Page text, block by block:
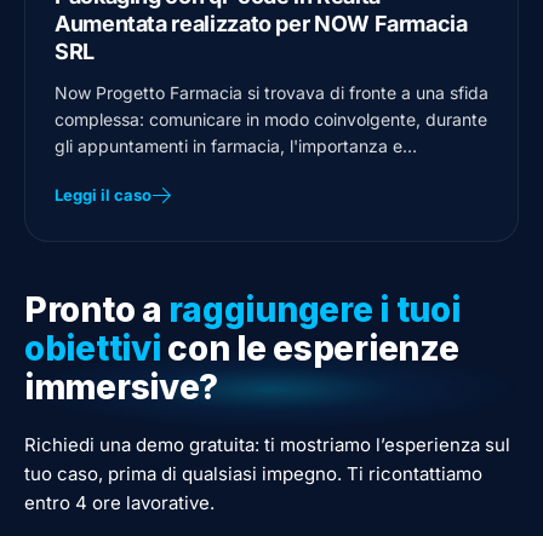
Aumentata realizzato per NOW Farmacia
SRL
Now Progetto Farmacia si trovava di fronte a una sfida
complessa: comunicare in modo coinvolgente, durante
gli appuntamenti in farmacia, l'importanza e…
Leggi il caso
Pronto a raggiungere i tuoi
obiettivi con le esperienze
immersive?
Richiedi una demo gratuita: ti mostriamo l’esperienza sul
tuo caso, prima di qualsiasi impegno. Ti ricontattiamo
entro 4 ore lavorative.